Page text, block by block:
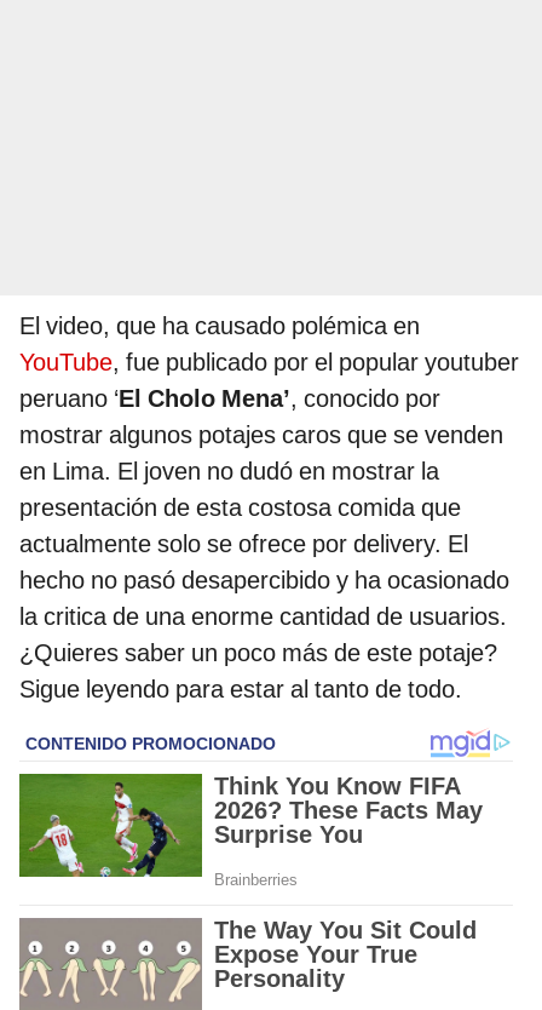
El video, que ha causado polémica en
YouTube, fue publicado por el popular youtuber
peruano ‘El Cholo Mena’, conocido por
mostrar algunos potajes caros que se venden
en Lima. El joven no dudó en mostrar la
presentación de esta costosa comida que
actualmente solo se ofrece por delivery. El
hecho no pasó desapercibido y ha ocasionado
la critica de una enorme cantidad de usuarios.
¿Quieres saber un poco más de este potaje?
Sigue leyendo para estar al tanto de todo.